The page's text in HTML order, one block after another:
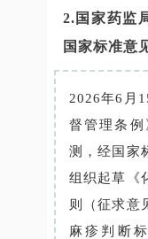
2.国家药监
国家标准意
2026年6月
督管理条
测，经国家
组织起草《
则（征求意
麻疹判断